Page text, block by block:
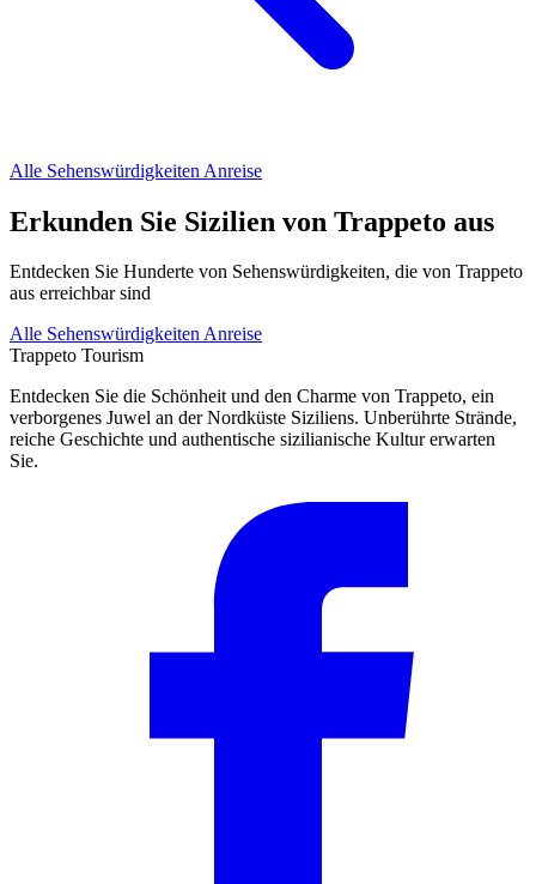
Alle Sehenswürdigkeiten Anreise
Erkunden Sie Sizilien von Trappeto aus
Entdecken Sie Hunderte von Sehenswürdigkeiten, die von Trappeto
aus erreichbar sind
Alle SehenswürdigkeitenAnreise
Trappeto Tourism
Entdecken Sie die Schönheit und den Charme von Trappeto, ein
verborgenes Juwel an der Nordküste Siziliens. Unberührte Strände,
reiche Geschichte und authentische sizilianische Kultur erwarten
Sie.